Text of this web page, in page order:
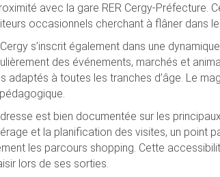
avec la gare RER Cergy-Préfecture.
occasionnels cherchant à flâner dans
s’inscrit également dans une
des événements, marchés et
adaptés à toutes les tranches d’âge. Le
est bien documentée sur les
et la planification des visites, un point
les parcours shopping. Cette
lors de ses sorties.